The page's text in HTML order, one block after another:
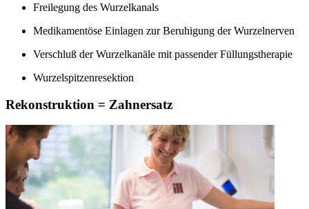
Freilegung des Wurzelkanals
Medikamentöse Einlagen zur Beruhigung der Wurzelnerven
Verschluß der Wurzelkanäle mit passender Füllungstherapie
Wurzelspitzenresektion
Rekonstruktion = Zahnersatz